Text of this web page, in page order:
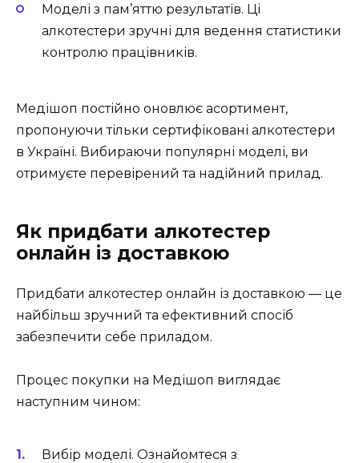
Моделі з пам’яттю результатів. Ці
алкотестери зручні для ведення статистики
контролю працівників.
Медішоп постійно оновлює асортимент,
пропонуючи тільки сертифіковані алкотестери
в Україні. Вибираючи популярні моделі, ви
отримуєте перевірений та надійний прилад.
Як придбати алкотестер
онлайн із доставкою
Придбати алкотестер онлайн із доставкою — це
найбільш зручний та ефективний спосіб
забезпечити себе приладом.
Процес покупки на Медішоп виглядає
наступним чином:
Вибір моделі. Ознайомтеся з